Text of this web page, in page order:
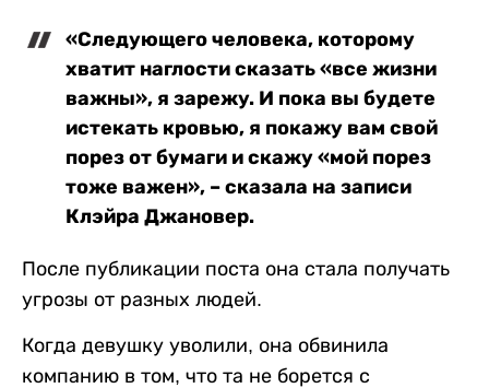
«Следующего человека, которому
хватит наглости сказать «все жизни
важны», я зарежу. И пока вы будете
истекать кровью, я покажу вам свой
порез от бумаги и скажу «мой порез
тоже важен», – сказала на записи
Клэйра Джановер.
После публикации поста она стала получать
угрозы от разных людей.
Когда девушку уволили, она обвинила
компанию в том, что та не борется с